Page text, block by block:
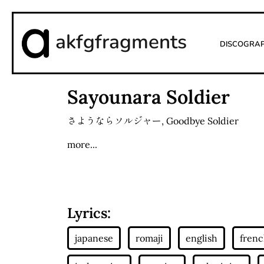
akfgfragments
Sayounara Soldier
さようならソルジャー, Goodbye Soldier
more...
Lyrics: